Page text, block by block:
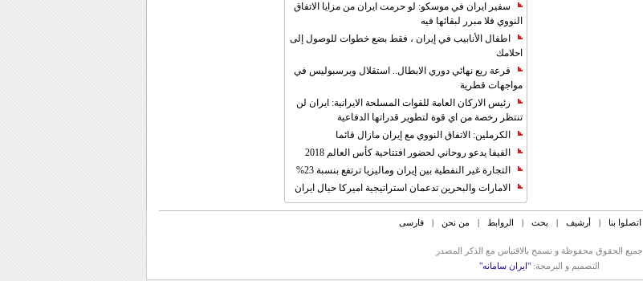
سفير ايران في موسكو: لو حرمت ايران من مزايا الاتفاق
النووي فلا مبرر لبقائها فيه
اطفال الأنابيب في إيران ، فقط بضع خطوات للوصول إلى
احلامك
قرعة ربع نهائي دوري الابطال.. استقلال وبرسبوليس في
مواجهات قطرية
رئيس الاركان العامة للقوات المسلحة الايرانية: ايران لن
تنتظر رخصة من اي قوة لتطوير قدراتها الدفاعية
الكرملين: الاتفاق النووي مع إيران مازال قائما
الفيفا يدعو روحاني لحضور افتتاحية كأس العالم 2018
التجارة غیر النفطیة بین إیران ومالیزیا ترتفع بنسبة 23%
الامارات والبحرين تدعمان استراتيجية اميركا حيال ايران
اتصلوا بنا أرشیف بحث الروابط من نحن فارسی
جمیع الحقوق محفوظة و نسمح بالاقتباس مع الذکر المصدر
التصمیم و البرمجة: "ایران سامانه"